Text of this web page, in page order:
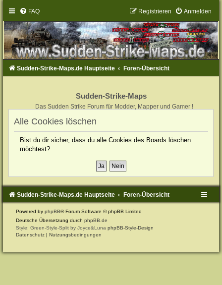
FAQ Anmelden
Registrieren
Sudden-Strike-Maps.de Hauptseite Foren-Übersicht
Sudden-Strike-Maps
Das Sudden Strike Forum für Modder, Mapper und Gamer !
Alle Cookies löschen
Bist du dir sicher, dass du alle Cookies des Boards löschen
möchtest?
Sudden-Strike-Maps.de Hauptseite Foren-Übersicht
Powered byphpBB® Forum Software © phpBB Limited
Deutsche Übersetzung durchphpBB.de
Style: Green-Style-Split by Joyce&LunaphpBB-Style-Design
Datenschutz |Nutzungsbedingungen